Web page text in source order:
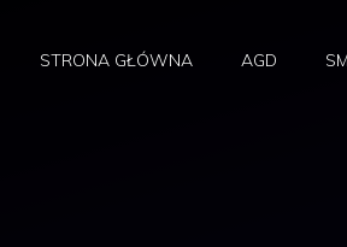
STRONA GŁÓWNA AGD